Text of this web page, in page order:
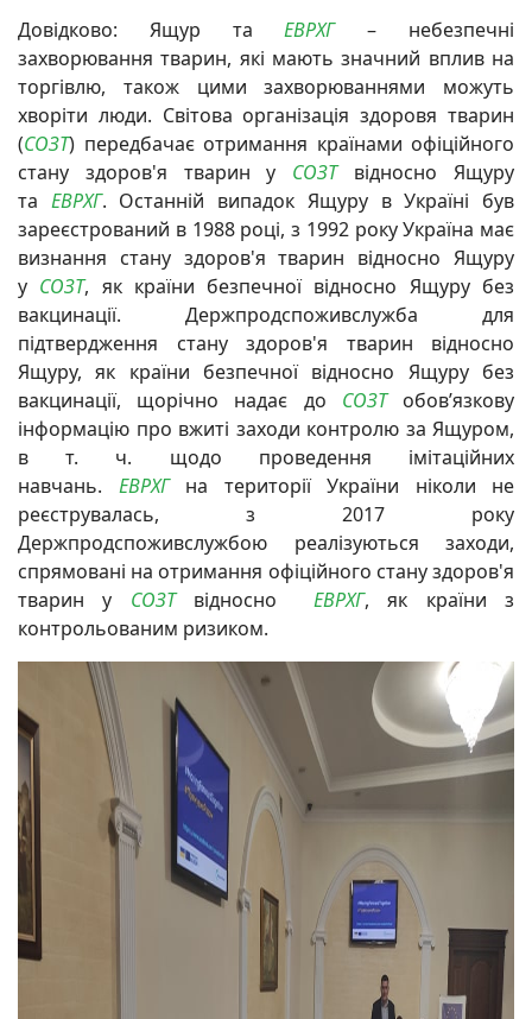
Довідково: Ящур таЕВРХГ– небезпечні
захворювання тварин, які мають значний вплив на
торгівлю, також цими захворюваннями можуть
хворіти люди. Світова організація здоровя тварин
(СОЗТ) передбачає отримання країнами офіційного
стану здоров'я тварин у СОЗТвідносно Ящуру
та ЕВРХГ. Останній випадок Ящуру в Україні був
зареєстрований в 1988 році, з 1992 року Україна має
визнання стану здоров'я тварин відносно Ящуру
у СОЗТ, як країни безпечної відносно Ящуру без
вакцинації. Держпродспоживслужба для
підтвердження стану здоров'я тварин відносно
Ящуру, як країни безпечної відносно Ящуру без
вакцинації, щорічно надає до СОЗТобов’язкову
інформацію про вжиті заходи контролю за Ящуром,
в т. ч. щодо проведення імітаційних
навчань. ЕВРХГна території України ніколи не
реєструвалась, з 2017 року
Держпродспоживслужбою реалізуються заходи,
спрямовані на отримання офіційного стану здоров'я
тварин у СОЗТвідносно ЕВРХГ, як країни з
контрольованим ризиком.